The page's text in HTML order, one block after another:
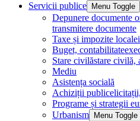
Servicii publice
Menu Toggle
Depunere documente
transmitere documente
Taxe și impozite locale
Buget, contabilitate
Stare civilăstare civilă,
Mediu
Asistența socială
Achiziții publice
Programe și strategii
Urbanism
Menu Toggle